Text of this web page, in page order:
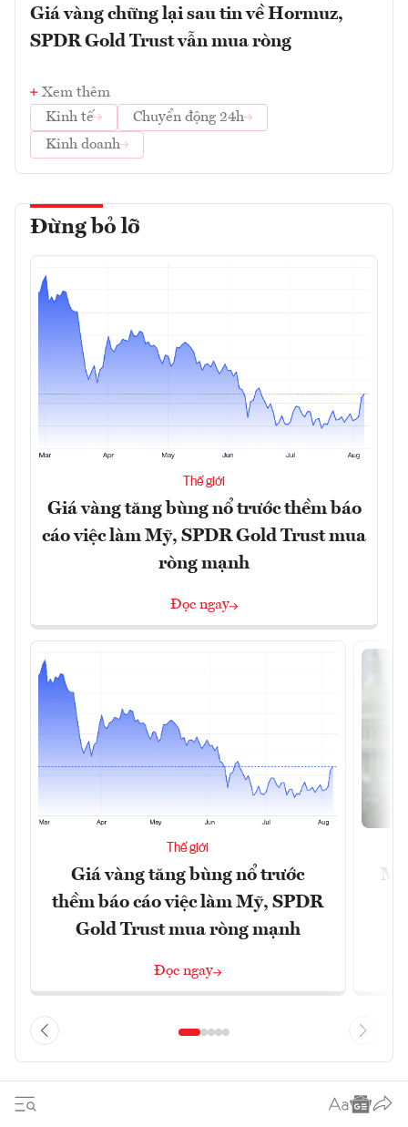
Giá vàng chững lại sau tin về Hormuz,
SPDR Gold Trust vẫn mua ròng
Xem thêm
Kinh tế
Chuyển động 24h
Kinh doanh
Đừng bỏ lỡ
Thế giới
Giá vàng tăng bùng nổ trước thềm báo
cáo việc làm Mỹ, SPDR Gold Trust mua
ròng mạnh
Đọc ngay
Thế giới
Giá vàng tăng bùng nổ trước
thềm báo cáo việc làm Mỹ, SPDR
Gold Trust mua ròng mạnh
Đọc ngay